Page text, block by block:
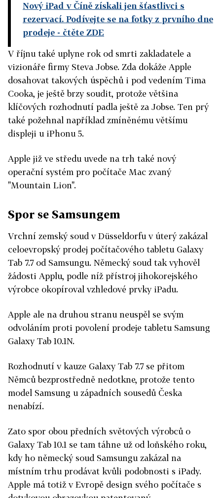
Nový iPad v Číně získali jen šťastlivci s
rezervací. Podívejte se na fotky z prvního dne
prodeje - čtěte ZDE
V říjnu také uplyne rok od smrti zakladatele a
vizionáře firmy Steva Jobse. Zda dokáže Apple
dosahovat takových úspěchů i pod vedením Tima
Cooka, je ještě brzy soudit, protože většina
klíčových rozhodnutí padla ještě za Jobse. Ten prý
také požehnal například zmíněnému většímu
displeji u iPhonu 5.
Apple již ve středu uvede na trh také nový
operační systém pro počítače Mac zvaný
"Mountain Lion".
Spor se Samsungem
Vrchní zemský soud v Düsseldorfu v úterý zakázal
celoevropský prodej počítačového tabletu Galaxy
Tab 7.7 od Samsungu. Německý soud tak vyhověl
žádosti Applu, podle níž přístroj jihokorejského
výrobce okopíroval vzhledové prvky iPadu.
Apple ale na druhou stranu neuspěl se svým
odvoláním proti povolení prodeje tabletu Samsung
Galaxy Tab 10.1N.
Rozhodnutí v kauze Galaxy Tab 7.7 se přitom
Němců bezprostředně nedotkne, protože tento
model Samsung u západních sousedů Česka
nenabízí.
Zato spor obou předních světových výrobců o
Galaxy Tab 10.1 se tam táhne už od loňského roku,
kdy ho německý soud Samsungu zakázal na
místním trhu prodávat kvůli podobnosti s iPady.
Apple má totiž v Evropě design svého počítače s